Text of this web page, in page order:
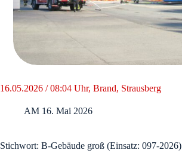
16.05.2026 / 08:04 Uhr, Brand, Strausberg
AM 16. Mai 2026
Stichwort: B-Gebäude groß (Einsatz: 097-2026)